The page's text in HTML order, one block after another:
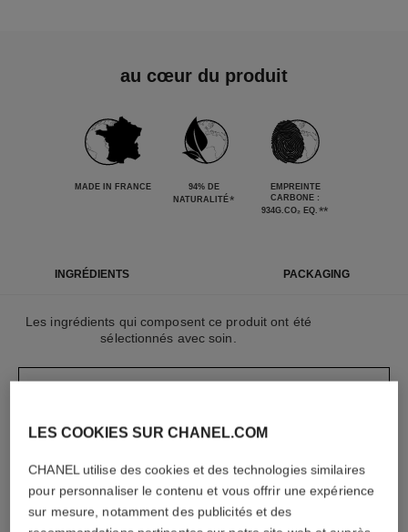
au cœur du produit
MADE IN FRANCE
94% DE
NATURALITÉ*
EMPREINTE
CARBONE :
934G.CO₂ EQ. **
INGRÉDIENTS PACKAGING
Les ingrédients qui composent ce produit ont été
sélectionnés avec soin.
conçu avec soin.
EN SAVOIR PLUS
LES COOKIES SUR CHANEL.COM
CHANEL utilise des cookies et des technologies similaires
pour personnaliser le contenu et vous offrir une expérience
sur mesure, notamment des publicités et des